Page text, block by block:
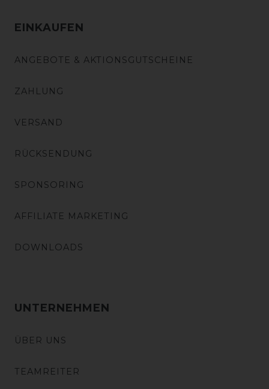
EINKAUFEN
ANGEBOTE & AKTIONSGUTSCHEINE
ZAHLUNG
VERSAND
RÜCKSENDUNG
SPONSORING
AFFILIATE MARKETING
DOWNLOADS
UNTERNEHMEN
ÜBER UNS
TEAMREITER